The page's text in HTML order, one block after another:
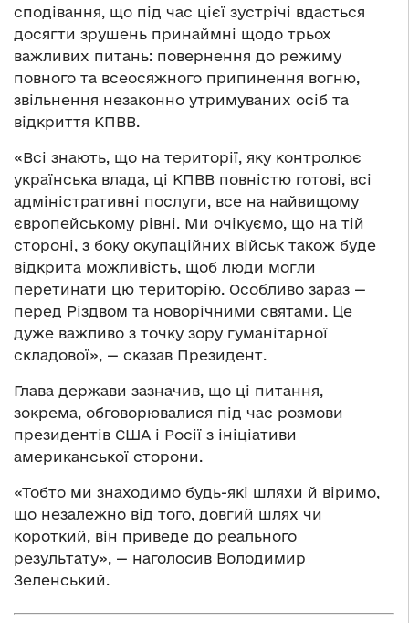
сподівання, що під час цієї зустрічі вдасться
досягти зрушень принаймні щодо трьох
важливих питань: повернення до режиму
повного та всеосяжного припинення вогню,
звільнення незаконно утримуваних осіб та
відкриття КПВВ.
«Всі знають, що на території, яку контролює
українська влада, ці КПВВ повністю готові, всі
адміністративні послуги, все на найвищому
європейському рівні. Ми очікуємо, що на тій
стороні, з боку окупаційних військ також буде
відкрита можливість, щоб люди могли
перетинати цю територію. Особливо зараз —
перед Різдвом та новорічними святами. Це
дуже важливо з точку зору гуманітарної
складової», — сказав Президент.
Глава держави зазначив, що ці питання,
зокрема, обговорювалися під час розмови
президентів США і Росії з ініціативи
американської сторони.
«Тобто ми знаходимо будь-які шляхи й віримо,
що незалежно від того, довгий шлях чи
короткий, він приведе до реального
результату», — наголосив Володимир
Зеленський.